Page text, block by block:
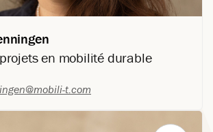
dans leurs projets de mobilité,
en mobilité durable
t.com